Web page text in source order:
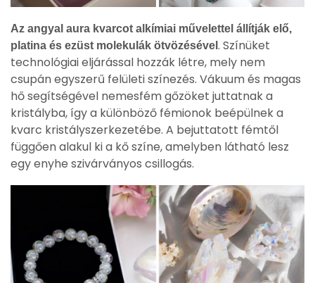
Az angyal aura kvarcot alkímiai művelettel állítják elő,
platina és ezüst molekulák ötvözésével . Színüket
technológiai eljárással hozzák létre, mely nem
csupán egyszerű felületi színezés. Vákuum és magas
hő segítségével nemesfém gőzöket juttatnak a
kristályba, így a különböző fémionok beépülnek a
kvarc kristályszerkezetébe. A bejuttatott fémtől
függően alakul ki a kő színe, amelyben látható lesz
egy enyhe szivárványos csillogás.